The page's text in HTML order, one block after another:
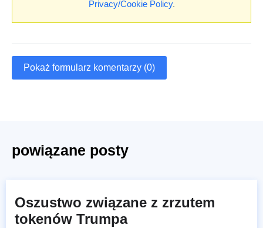
Privacy/Cookie Policy.
Pokaż formularz komentarzy (0)
powiązane posty
Oszustwo związane z zrzutem
tokenów Trumpa